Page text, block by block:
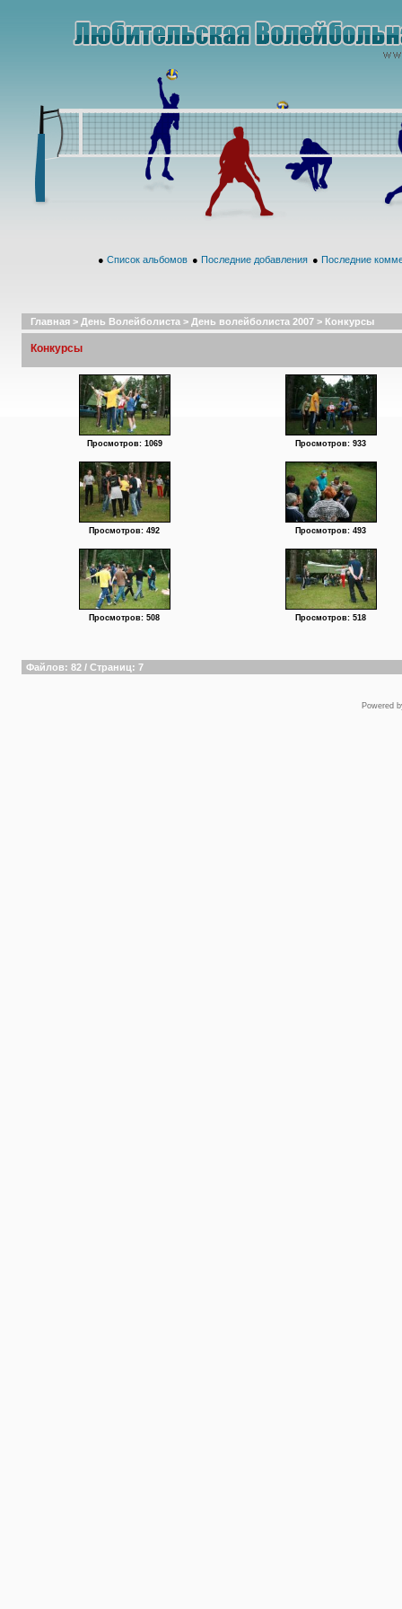
● Список альбомов ● Последние добавления ● Последние
Главная > День Волейболиста > День волейболиста 2007 > Конкурсы
Конкурсы
Просмотров: 1069 Просмотров: 933
Просмотров: 492 Просмотров: 493
Просмотров: 508 Просмотров: 518
Файлов: 82 / Страниц: 7
Powered